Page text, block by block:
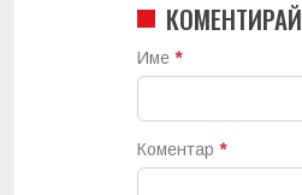
КОМЕНТИРАЙ
Име *
Коментар *